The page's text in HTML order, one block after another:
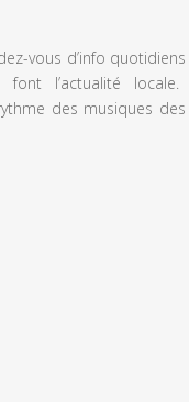
vous d’info
l’actualité
des musiques des